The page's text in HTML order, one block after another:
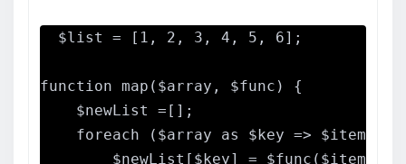
$list = [1, 2, 3, 4, 5, 6];
function map($array, $func) {
    $newList =[];
    foreach ($array as $key => $item) {
        $newList[$key] = $func($item);